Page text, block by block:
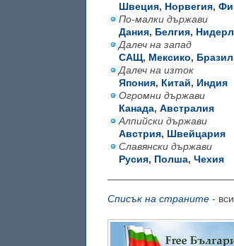
Швеция, Норвегия,
По-малки държави
Дания, Белгия,
Далеч на запад
САЩ, Мексико,
Далеч на изток
Япония, Китай, Индия
Огромни държави
Канада, Австралия
Алпийски държави
Австрия, Швейцария
Славянски държави
Русия, Полша, Чехия
Списък на страните -